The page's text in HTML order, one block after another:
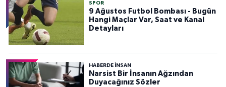
SPOR
9 Ağustos Futbol Bombası - Bugün
Hangi Maçlar Var, Saat ve Kanal
Detayları
HABERDE INSAN
Narsist Bir İnsanın Ağzından
Duyacağınız Sözler